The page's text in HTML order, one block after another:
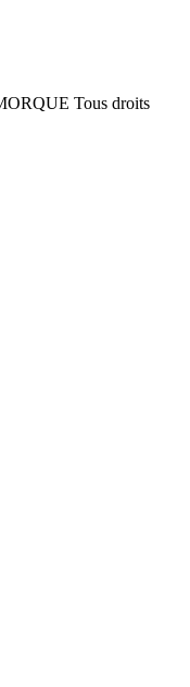
Tous droits